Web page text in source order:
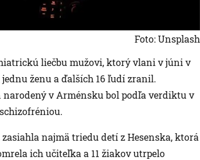
Foto: Unsplash
liečbu mužovi, ktorý vlani v júni v
ženu a ďalších 16 ľudí zranil.
narodený v Arménsku bol podľa verdiktu v
najmä triedu detí z Hesenska, ktorá
ich učiteľka a 11 žiakov utrpelo